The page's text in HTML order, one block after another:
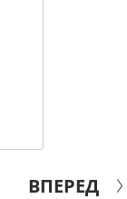
ВПЕРЕД